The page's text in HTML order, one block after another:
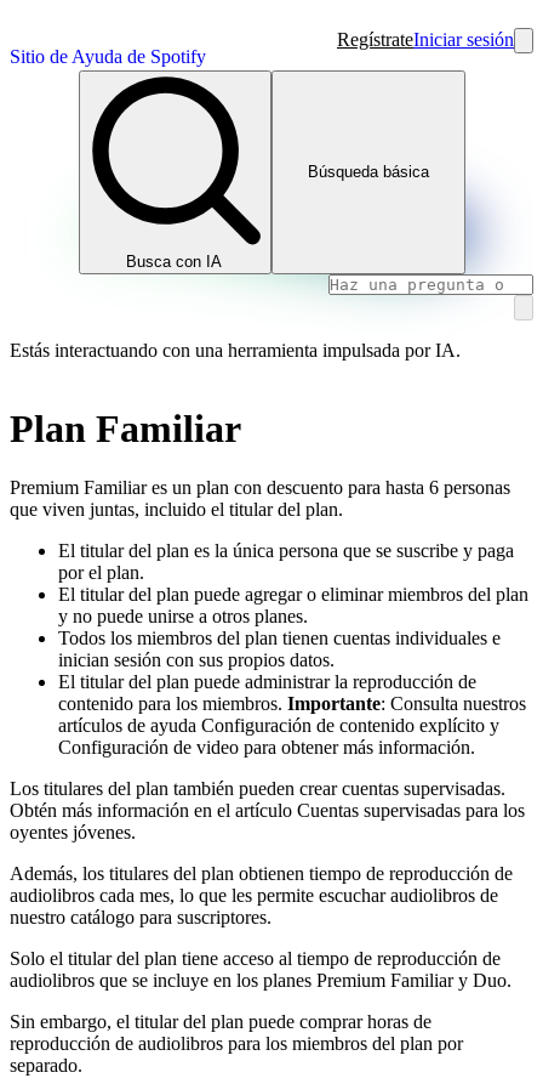
Sitio de Ayuda de Spotify
RegístrateIniciar sesión
Busca con IA
Búsqueda básica
Estás interactuando con una herramienta impulsada por IA.
Plan Familiar
Premium Familiar es un plan con descuento para hasta 6 personas
que viven juntas, incluido el titular del plan.
El titular del plan es la única persona que se suscribe y paga
por el plan.
El titular del plan puede agregar o eliminar miembros del plan
y no puede unirse a otros planes.
Todos los miembros del plan tienen cuentas individuales e
inician sesión con sus propios datos.
El titular del plan puede administrar la reproducción de
contenido para los miembros. Importante: Consulta nuestros
artículos de ayuda Configuración de contenido explícito y
Configuración de video para obtener más información.
Los titulares del plan también pueden crear cuentas supervisadas.
Obtén más información en el artículo Cuentas supervisadas para los
oyentes jóvenes.
Además, los titulares del plan obtienen tiempo de reproducción de
audiolibros cada mes, lo que les permite escuchar audiolibros de
nuestro catálogo para suscriptores.
Solo el titular del plan tiene acceso al tiempo de reproducción de
audiolibros que se incluye en los planes Premium Familiar y Duo.
Sin embargo, el titular del plan puede comprar horas de
reproducción de audiolibros para los miembros del plan por
separado.